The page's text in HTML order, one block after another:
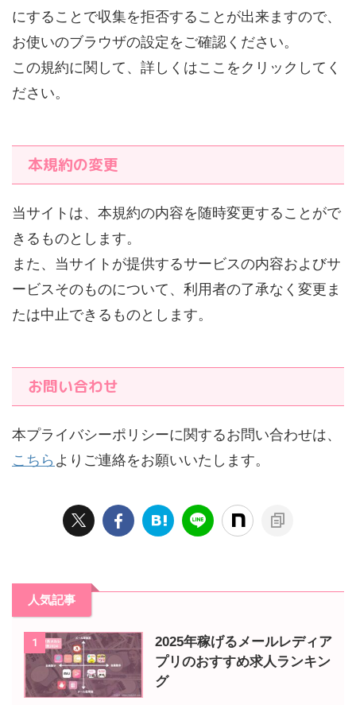
にすることで収集を拒否することが出来ますので、
お使いのブラウザの設定をご確認ください。
この規約に関して、詳しくはここをクリックしてく
ださい。
本規約の変更
当サイトは、本規約の内容を随時変更することがで
きるものとします。
また、当サイトが提供するサービスの内容およびサ
ービスそのものについて、利用者の了承なく変更ま
たは中止できるものとします。
お問い合わせ
本プライバシーポリシーに関するお問い合わせは、
こちら よりご連絡をお願いいたします。
人気記事
1
2025年稼げるメールレディア
プリのおすすめ求人ランキン
グ